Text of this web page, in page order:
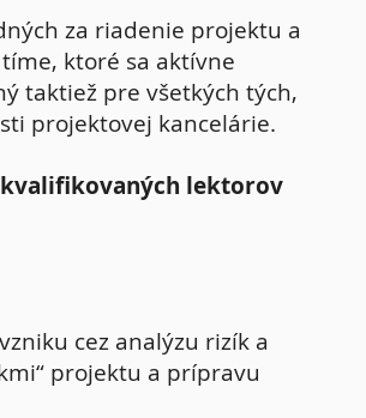
za riadenie projektu a
ktoré sa aktívne
taktiež pre všetkých tých,
projektovej kancelárie.
lektorov
cez analýzu rizík a
projektu a prípravu